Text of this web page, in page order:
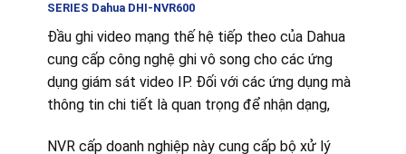
SERIES Dahua DHI-NVR600
Đầu ghi video mạng thế hệ tiếp theo của Dahua
cung cấp công nghệ ghi vô song cho các ứng
dụng giám sát video IP. Đối với các ứng dụng mà
thông tin chi tiết là quan trọng để nhận dạng,
NVR cấp doanh nghiệp này cung cấp bộ xử lý